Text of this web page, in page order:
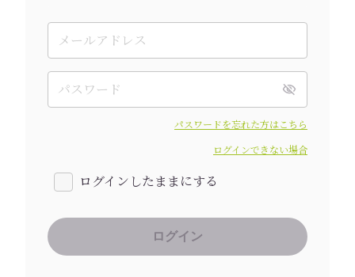
パスワードを忘れた方はこちら
ログインできない場合
ログインしたままにする